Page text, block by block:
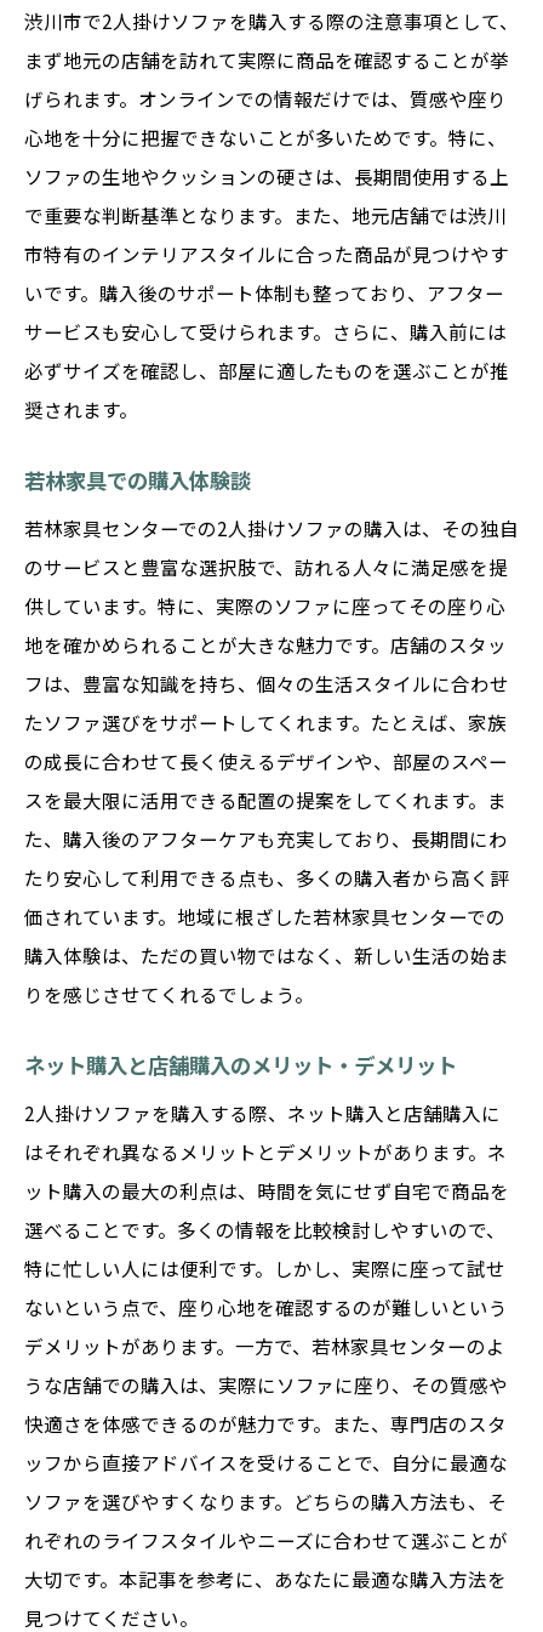
渋川市で2人掛けソファを購入する際の注意事項として、
まず地元の店舗を訪れて実際に商品を確認することが挙
げられます。オンラインでの情報だけでは、質感や座り
心地を十分に把握できないことが多いためです。特に、
ソファの生地やクッションの硬さは、長期間使用する上
で重要な判断基準となります。また、地元店舗では渋川
市特有のインテリアスタイルに合った商品が見つけやす
いです。購入後のサポート体制も整っており、アフター
サービスも安心して受けられます。さらに、購入前には
必ずサイズを確認し、部屋に適したものを選ぶことが推
奨されます。
若林家具での購入体験談
若林家具センターでの2人掛けソファの購入は、その独自
のサービスと豊富な選択肢で、訪れる人々に満足感を提
供しています。特に、実際のソファに座ってその座り心
地を確かめられることが大きな魅力です。店舗のスタッ
フは、豊富な知識を持ち、個々の生活スタイルに合わせ
たソファ選びをサポートしてくれます。たとえば、家族
の成長に合わせて長く使えるデザインや、部屋のスペー
スを最大限に活用できる配置の提案をしてくれます。ま
た、購入後のアフターケアも充実しており、長期間にわ
たり安心して利用できる点も、多くの購入者から高く評
価されています。地域に根ざした若林家具センターでの
購入体験は、ただの買い物ではなく、新しい生活の始ま
りを感じさせてくれるでしょう。
ネット購入と店舗購入のメリット・デメリット
2人掛けソファを購入する際、ネット購入と店舗購入に
はそれぞれ異なるメリットとデメリットがあります。ネ
ット購入の最大の利点は、時間を気にせず自宅で商品を
選べることです。多くの情報を比較検討しやすいので、
特に忙しい人には便利です。しかし、実際に座って試せ
ないという点で、座り心地を確認するのが難しいという
デメリットがあります。一方で、若林家具センターのよ
うな店舗での購入は、実際にソファに座り、その質感や
快適さを体感できるのが魅力です。また、専門店のスタ
ッフから直接アドバイスを受けることで、自分に最適な
ソファを選びやすくなります。どちらの購入方法も、そ
れぞれのライフスタイルやニーズに合わせて選ぶことが
大切です。本記事を参考に、あなたに最適な購入方法を
見つけてください。